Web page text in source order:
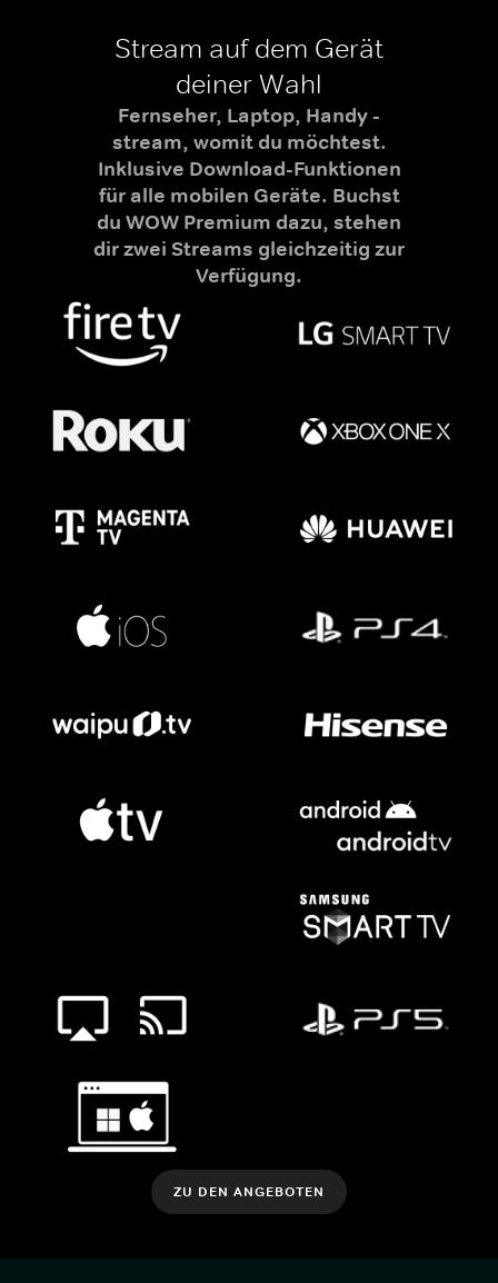
Stream auf dem Gerät
deiner Wahl
Fernseher, Laptop, Handy -
stream, womit du möchtest.
Inklusive Download-Funktionen
für alle mobilen Geräte. Buchst
du WOW Premium dazu, stehen
dir zwei Streams gleichzeitig zur
Verfügung.
ZU DEN ANGEBOTEN